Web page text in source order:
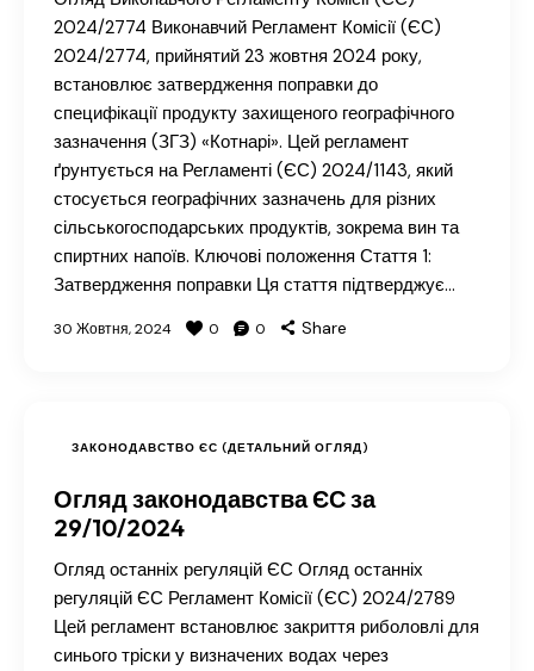
2024/2774 Виконавчий Регламент Комісії (ЄС)
2024/2774, прийнятий 23 жовтня 2024 року,
встановлює затвердження поправки до
специфікації продукту захищеного географічного
зазначення (ЗГЗ) «Котнарі». Цей регламент
ґрунтується на Регламенті (ЄС) 2024/1143, який
стосується географічних зазначень для різних
сільськогосподарських продуктів, зокрема вин та
спиртних напоїв. Ключові положення Стаття 1:
Затвердження поправки Ця стаття підтверджує…
30 Жовтня, 2024 0 0 Share
ЗАКОНОДАВСТВО ЄС (ДЕТАЛЬНИЙ ОГЛЯД)
Огляд законодавства ЄС за
29/10/2024
Огляд останніх регуляцій ЄС Огляд останніх
регуляцій ЄС Регламент Комісії (ЄС) 2024/2789
Цей регламент встановлює закриття риболовлі для
синього тріски у визначених водах через